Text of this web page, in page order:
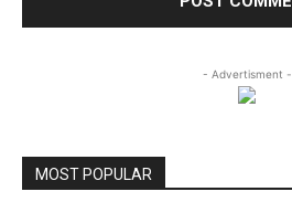
- Advertisment -
MOST POPULAR